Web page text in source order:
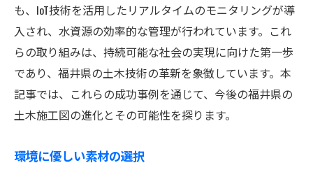
も、IoT技術を活用したリアルタイムのモニタリングが導
入され、水資源の効率的な管理が行われています。これ
らの取り組みは、持続可能な社会の実現に向けた第一歩
であり、福井県の土木技術の革新を象徴しています。本
記事では、これらの成功事例を通じて、今後の福井県の
土木施工図の進化とその可能性を探ります。
環境に優しい素材の選択